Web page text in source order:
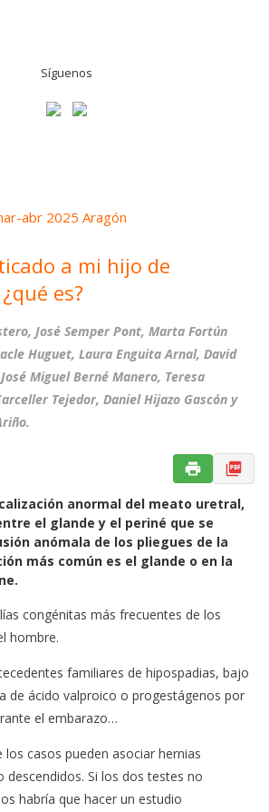
Síguenos
abr 2025 Aragón
a mi hijo de
es?
José Semper Pont, Marta Fortún
Huguet, Laura Enguita Arnal, David
Miguel Berné Manero, Teresa
Tejedor, Daniel Hijazo Gascón y
anormal del meato uretral,
el glande y el periné que se
anómala de los pliegues de la
más común es el glande o en la
congénitas más frecuentes de los
hombre.
familiares de hipospadias, bajo
de ácido valproico o progestágenos por
el embarazo…
los casos pueden asociar hernias
descendidos. Si los dos testes no
habría que hacer un estudio